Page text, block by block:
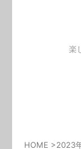
楽
HOME >2023